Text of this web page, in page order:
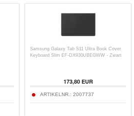
Samsung Galaxy Tab S11 Ultra Book Cover
Keyboard Slim EF-DX930UBEGWW - Zwart
173,80EUR
ARTIKELNR.: 2007737